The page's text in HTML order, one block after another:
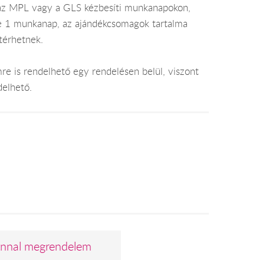
MPL vagy a GLS kézbesíti munkanapokon,
munkanap, az ajándékcsomagok tartalma
is rendelhető egy rendelésen belül, viszont
megrendelem